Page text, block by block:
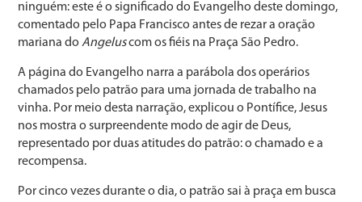
ninguém: este é o significado do Evangelho deste domingo,
comentado pelo Papa Francisco antes de rezar a oração
mariana do Angeluscom os fiéis na Praça São Pedro.
A página do Evangelho narra a parábola dos operários
chamados pelo patrão para uma jornada de trabalho na
vinha. Por meio desta narração, explicou o Pontífice, Jesus
nos mostra o surpreendente modo de agir de Deus,
representado por duas atitudes do patrão: o chamado e a
recompensa.
Por cinco vezes durante o dia, o patrão sai à praça em busca